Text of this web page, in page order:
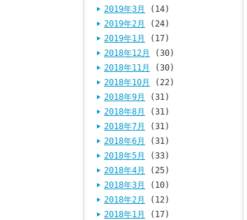
2019年3月
(14)
2019年2月
(24)
2019年1月
(17)
2018年12月
(30)
2018年11月
(30)
2018年10月
(22)
2018年9月
(31)
2018年8月
(31)
2018年7月
(31)
2018年6月
(31)
2018年5月
(33)
2018年4月
(25)
2018年3月
(10)
2018年2月
(12)
2018年1月
(17)